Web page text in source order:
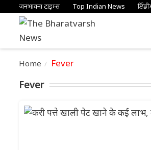
जनभावना टाइम्स Top Indian News
Home Fever
Fever